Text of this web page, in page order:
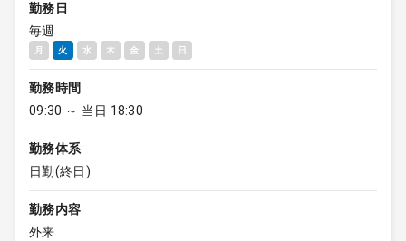
勤務日
毎週
月 火 水 木 金 土 日
勤務時間
09:30 ～ 当日 18:30
勤務体系
日勤(終日)
勤務内容
外来